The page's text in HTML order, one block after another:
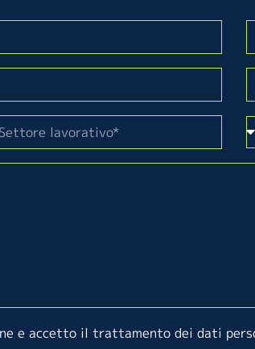
e accetto il trattamento dei dati